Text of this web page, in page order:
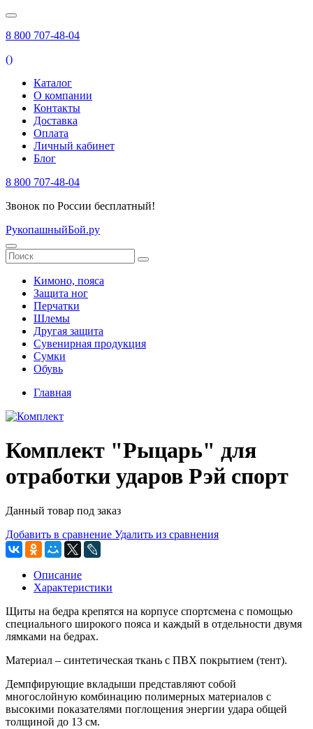
8 800 707-48-04
()
Каталог
О компании
Контакты
Доставка
Оплата
Личный кабинет
Блог
8 800 707-48-04
Звонок по России бесплатный!
РукопашныйБой.ру
Кимоно, пояса
Защита ног
Перчатки
Шлемы
Другая защита
Сувенирная продукция
Сумки
Обувь
Главная
Комплект "Рыцарь" для
отработки ударов Рэй спорт
Данный товар под заказ
Добавить в сравнение Удалить из сравнения
Описание
Характеристики
Щиты на бедра крепятся на корпусе спортсмена с помощью
специального широкого пояса и каждый в отдельности двумя
лямками на бедрах.
Материал – синтетическая ткань с ПВХ покрытием (тент).
Демпфирующие вкладыши представляют собой
многослойную комбинацию полимерных материалов с
высокими показателями поглощения энергии удара общей
толщиной до 13 см.